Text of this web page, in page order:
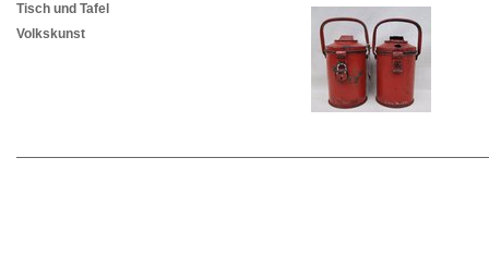
Tisch und Tafel
Volkskunst